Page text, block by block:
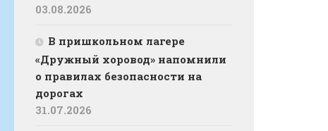
03.08.2026
В пришкольном лагере
«Дружный хоровод» напомнили
о правилах безопасности на
дорогах
31.07.2026